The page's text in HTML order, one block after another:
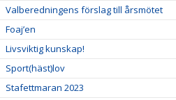
Valberedningens förslag till årsmötet
Foaj’en
Livsviktig kunskap!
Sport(häst)lov
Stafettmaran 2023